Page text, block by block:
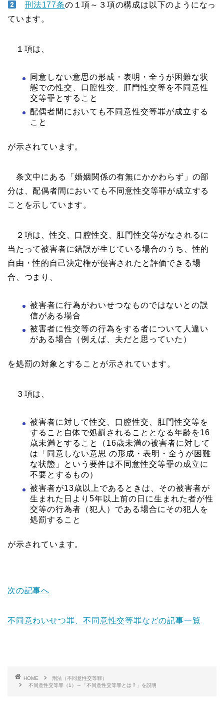
刑法177条の１項～３項の構成は以下のようになっ
ています。
１項は、
同意しない意思の形成・表明・全うが困難な状
態での性交、口腔性交、肛門性交等を不同意性
交等罪とすること
配偶者間においても不同意性交等罪が成立する
こと
が示されています。
条文中にある「婚姻関係の有無にかかわらず」の部
分は、配偶者間においても不同意性交等罪が成立する
ことを示しています。
２項は、性交、口腔性交、肛門性交等がなされるに
当たって被害者に錯誤が生じている場合のうち、性的
自由・性的自己決定権が侵害されたと評価できる場
合、つまり、
被害者に行為がわいせつなものではないとの誤
信がある場合
被害者に性交等の行為をする者について人違い
がある場合（例えば、夫だと思っていた）
を処罰の対象とすることが示されています。
３項は、
被害者に対して性交、口腔性交、肛門性交等を
すること自体で処罰されることとなる年齢を16
歳未満とすること（16歳未満の被害者に対して
は「同意しない意思 の形成・表明・全うが困難
な状態」という要件は不同意性交等罪の成立に
不要とするもの）
被害者が13歳以上であるときは、その被害者が
生まれた日より5年以上前の日に生まれた者が性
交等の行為者（犯人）である場合にその犯人を
処罰すること
が示されています。
次の記事へ
不同意わいせつ罪、不同意性交等罪などの記事一覧
HOME
刑法（不同意性交等罪）
不同意性交等罪（1）～「不同意性交等罪とは？」を説明